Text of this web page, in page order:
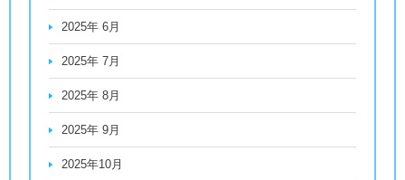
2025年 6月
2025年 7月
2025年 8月
2025年 9月
2025年10月